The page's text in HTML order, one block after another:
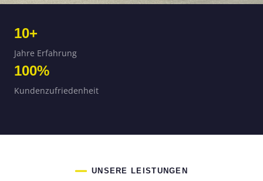
10+
Jahre Erfahrung
100%
Kundenzufriedenheit
UNSERE LEISTUNGEN